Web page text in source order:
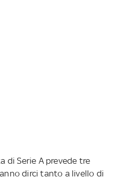
di Serie A prevede tre
dirci tanto a livello di